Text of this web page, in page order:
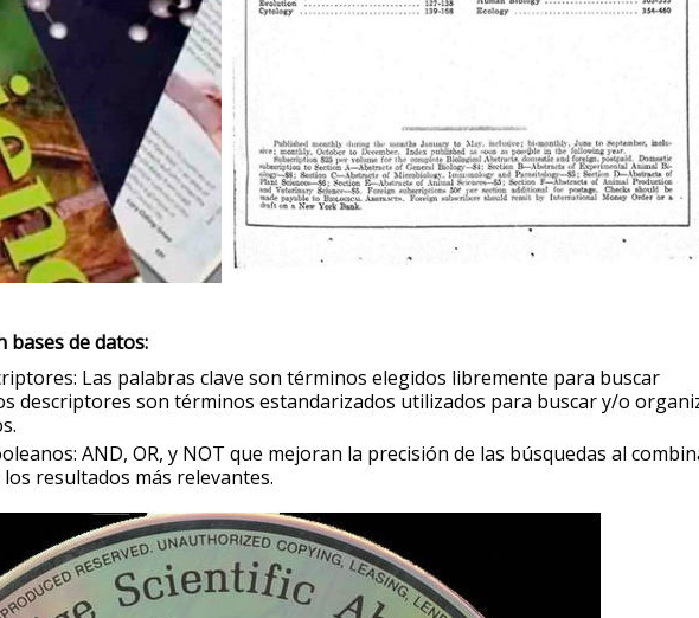
bases de datos:
Las palabras clave son términos elegidos libremente para buscar
descriptores son términos estandarizados utilizados para buscar y/o
AND, OR, y NOT que mejoran la precisión de las búsquedas al
resultados más relevantes.